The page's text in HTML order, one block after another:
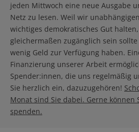
jeden Mittwoch eine neue Ausgabe
Netz zu lesen. Weil wir
wichtiges demokratisches Gut
gleichermaßen zugänglich sein
wenig Geld zur Verfügung haben.
Finanzierung unserer Arbeit
Spender:innen, die uns regelmäßig
Sie herzlich ein, dazuzugehören!
Monat sind Sie dabei. Gerne können
spenden.